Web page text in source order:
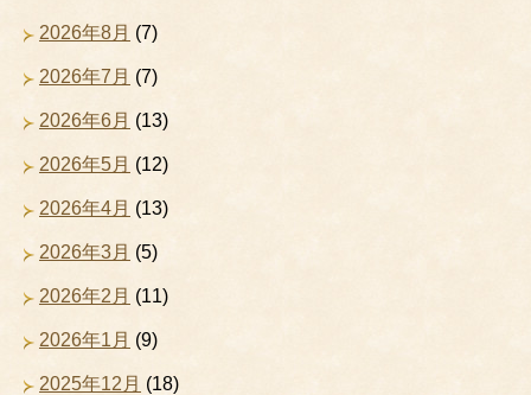
2026年8月 (7)
2026年7月 (7)
2026年6月 (13)
2026年5月 (12)
2026年4月 (13)
2026年3月 (5)
2026年2月 (11)
2026年1月 (9)
2025年12月 (18)